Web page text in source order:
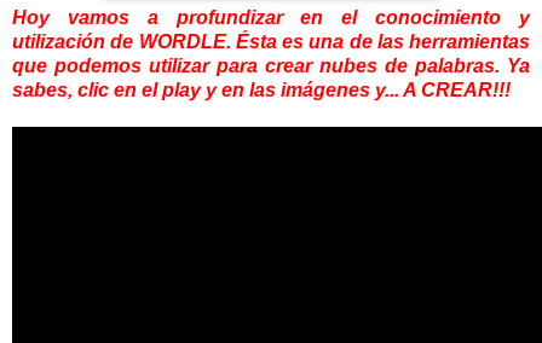
Hoy vamos a profundizar en el conocimiento y
utilización de WORDLE. Ésta es una de las herramientas
que podemos utilizar para crear nubes de palabras. Ya
sabes, clic en el play y en las imágenes y... A CREAR!!!